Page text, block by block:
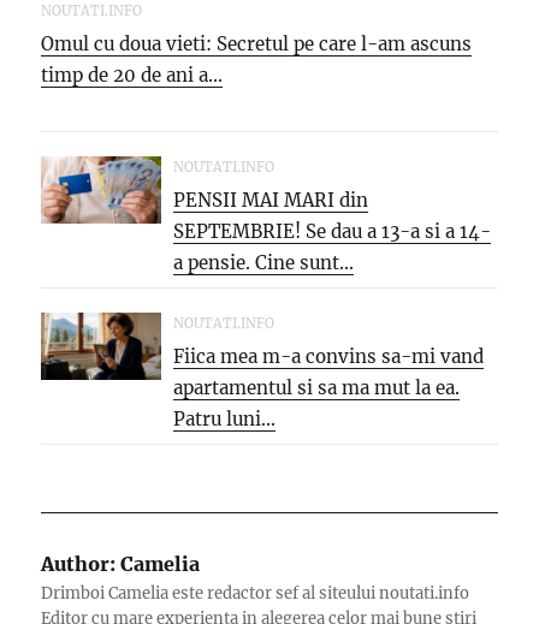
NOUTATI.INFO
Omul cu doua vieti: Secretul pe care l-am ascuns
timp de 20 de ani a...
NOUTATI.INFO
PENSII MAI MARI din
SEPTEMBRIE! Se dau a 13-a si a 14-
a pensie. Cine sunt...
NOUTATI.INFO
Fiica mea m-a convins sa-mi vand
apartamentul si sa ma mut la ea.
Patru luni...
Author: Camelia
Drimboi Camelia este redactor sef al siteului noutati.info
Editor cu mare experienta in alegerea celor mai bune stiri